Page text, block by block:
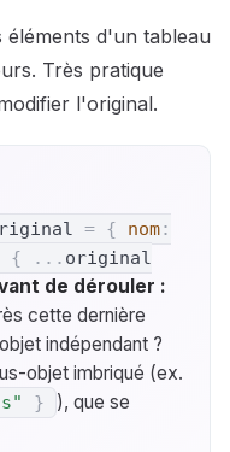
d'un tableau
Très pratique
l'original.
= { nom:
{ ... original
de dérouler :
cette dernière
indépendant ?
objet imbriqué (ex.
}
), que se